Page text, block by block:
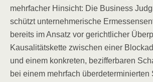
mehrfacher Hinsicht: Die Business
schützt unternehmerische
bereits im Ansatz vor gerichtlicher
Kausalitätskette zwischen einer
und einem konkreten, bezifferbaren
bei einem mehrfach überdeterminierten